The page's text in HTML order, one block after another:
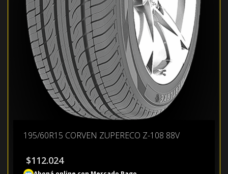
195/60R15 CORVEN ZUPERECO Z-108 88V
$112.024